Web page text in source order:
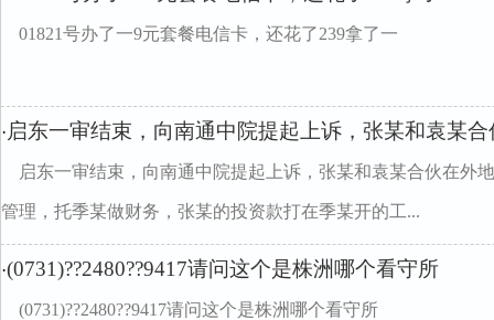
01821号办了一9元套餐电信卡，还花了239拿了一
· 启东一审结束，向南通中院提起上诉，张某和袁某
启东一审结束，向南通中院提起上诉，张某和袁某合伙在外
管理，托季某做财务，张某的投资款打在季某开的工...
·(0731)??2480??9417请问这个是株洲哪个看守所
(0731)??2480??9417请问这个是株洲哪个看守所